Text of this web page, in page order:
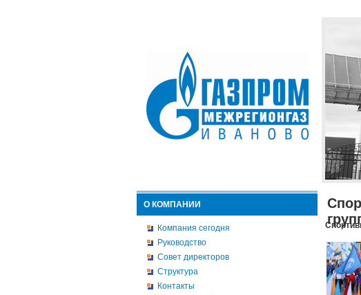
О КОМПАНИИ
Компания сегодня
Руководство
Совет директоров
Структура
Контакты